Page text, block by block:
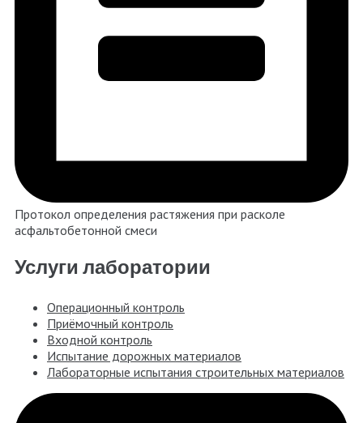
Протокол определения растяжения при расколе
асфальтобетонной смеси
Услуги лаборатории
Операционный контроль
Приёмочный контроль
Входной контроль
Испытание дорожных материалов
Лабораторные испытания строительных материалов